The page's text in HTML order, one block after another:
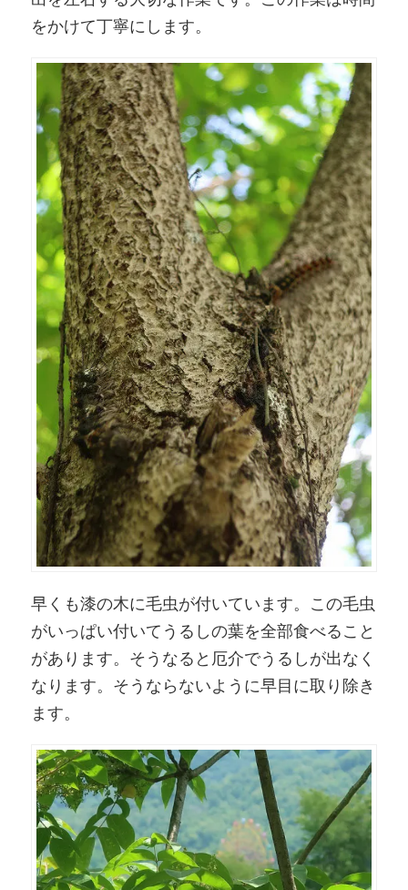
をかけて丁寧にします。
早くも漆の木に毛虫が付いています。この毛虫
がいっぱい付いてうるしの葉を全部食べること
があります。そうなると厄介でうるしが出なく
なります。そうならないように早目に取り除き
ます。